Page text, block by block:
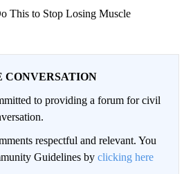
This to Stop Losing Muscle
CONVERSATION
to providing a forum for civil
respectful and relevant. You
Guidelines by clicking here